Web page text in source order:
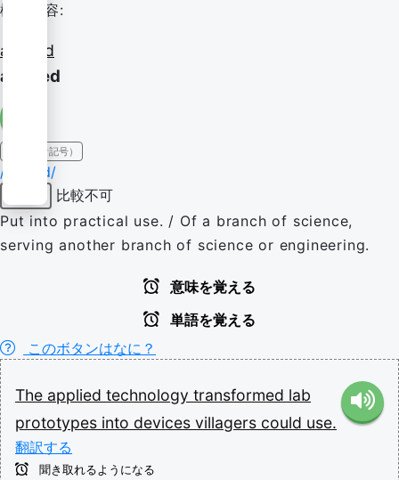
検索内容:
applied
applied
IPA（発音記号）
/əˈplaɪd/
比較不可
Put into practical use. / Of a branch of science,
serving another branch of science or engineering.
意味を覚える
単語を覚える
このボタンはなに？
The applied technology transformed lab
prototypes into devices villagers could use.
翻訳する
聞き取れるようになる